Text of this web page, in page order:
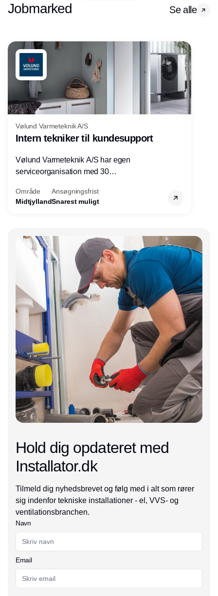
Jobmarked Se alle
Vølund Varmeteknik A/S
Intern tekniker til kundesupport
Vølund Varmeteknik A/S har egen
serviceorganisation med 30
søger nu endnu en teknisk kollega - denne
gang til kundesupport på kontoret i Herning.
Område
Midtjylland
Ansøgningsfrist
Snarest muligt
Annonce
Hold dig opdateret med
Installator.dk
Tilmeld dig nyhedsbrevet og følg med i alt som rører
sig indenfor tekniske installationer - el, VVS- og
ventilationsbranchen.
Navn
Email